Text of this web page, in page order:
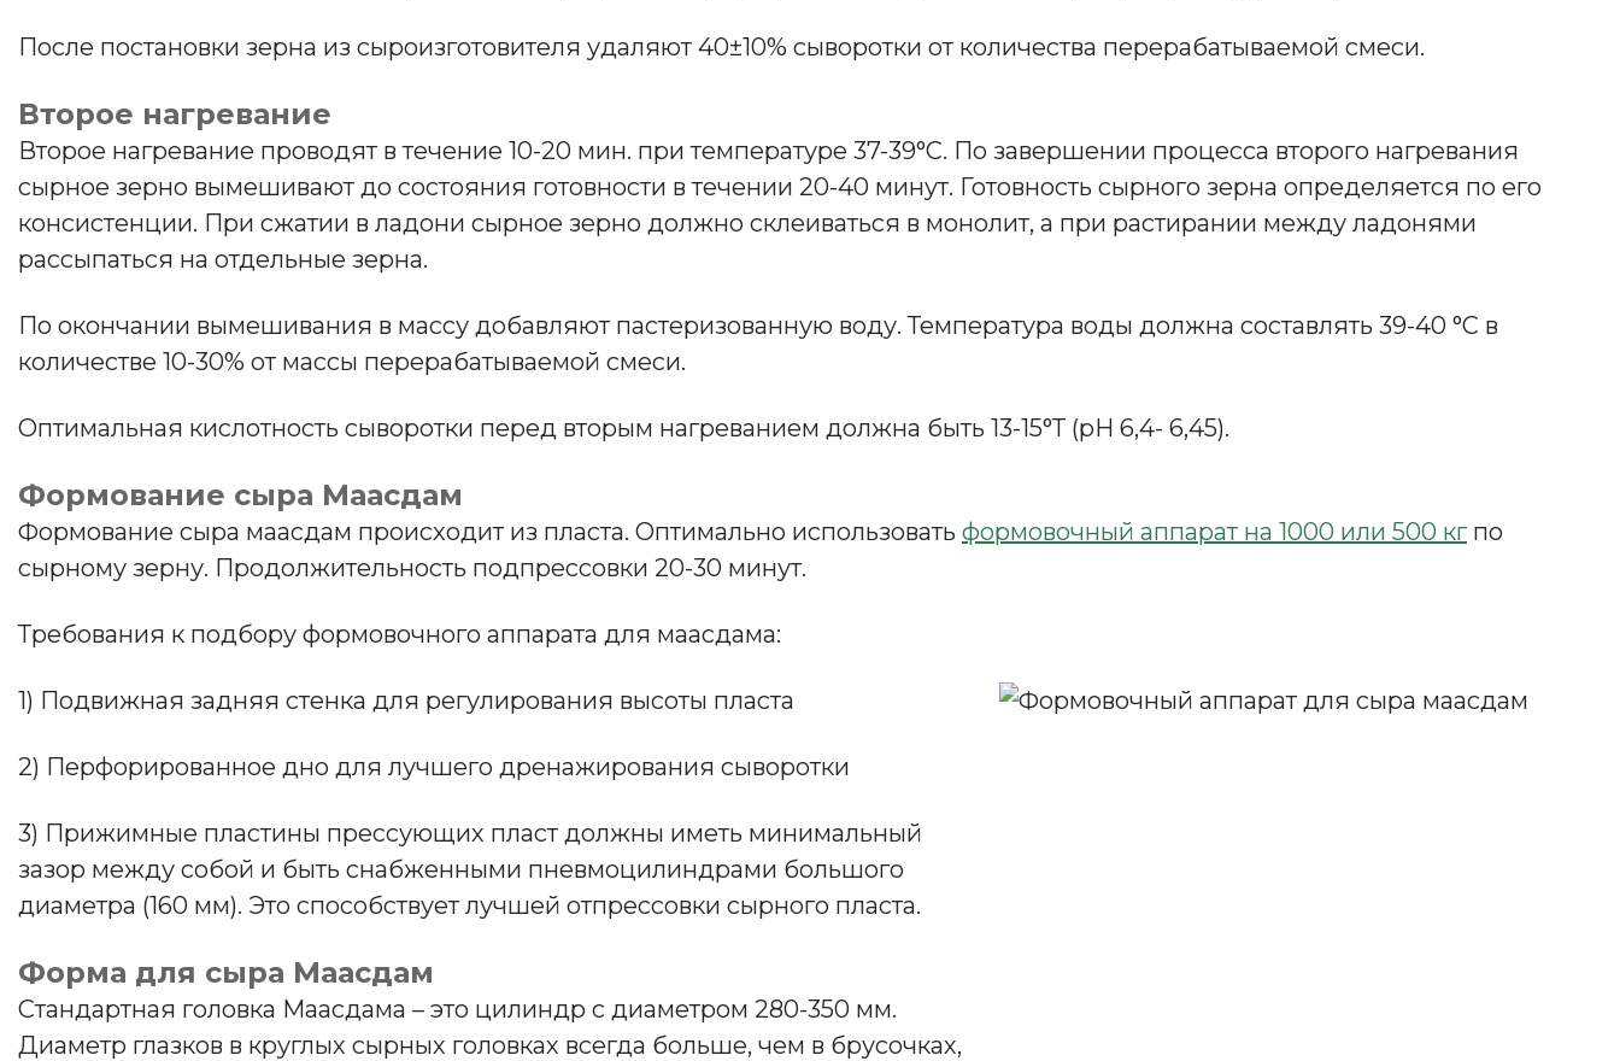
После постановки зерна из сыроизготовителя удаляют 40±10% сыворотки от количества перерабатываемой смеси.
Второе нагревание
Второе нагревание проводят в течение 10-20 мин. при температуре 37-39°С. По завершении процесса второго нагревания
сырное зерно вымешивают до состояния готовности в течении 20-40 минут. Готовность сырного зерна определяется по его
консистенции. При сжатии в ладони сырное зерно должно склеиваться в монолит, а при растирании между ладонями
рассыпаться на отдельные зерна.
По окончании вымешивания в массу добавляют пастеризованную воду. Температура воды должна составлять 39-40 °С в
количестве 10-30% от массы перерабатываемой смеси.
Оптимальная кислотность сыворотки перед вторым нагреванием должна быть 13-15°Т (рН 6,4- 6,45).
Формование сыра Маасдам
Формование сыра маасдам происходит из пласта. Оптимально использовать формовочный аппарат на 1000 или 500 кгпо
сырному зерну. Продолжительность подпрессовки 20-30 минут.
Требования к подбору формовочного аппарата для маасдама:
1) Подвижная задняя стенка для регулирования высоты пласта
2) Перфорированное дно для лучшего дренажирования сыворотки
3) Прижимные пластины прессующих пласт должны иметь минимальный
зазор между собой и быть снабженными пневмоцилиндрами большого
диаметра (160 мм). Это способствует лучшей отпрессовки сырного пласта.
Форма для сыра Маасдам
Стандартная головка Маасдама – это цилиндр с диаметром 280-350 мм.
Диаметр глазков в круглых сырных головках всегда больше, чем в брусочках,